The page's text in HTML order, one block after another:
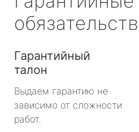
Гарантийный
талон
Выдаем гарантию не
зависимо от сложности
работ.